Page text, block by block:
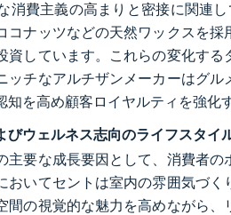
消費主義の高まりと密接に関連し
コナッツなどの天然ワックスを
資しています。これらの変化す
ッチなアルチザンメーカーはグ
知を高め顧客ロイヤルティを強化
びウェルネス志向のライフスタイ
主要な成長要因として、消費者
おいてセントは室内の雰囲気づ
間の視覚的な魅力を高めながら